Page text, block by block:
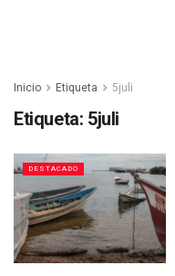
Inicio Etiqueta 5juli
Etiqueta: 5juli
DESTACADO